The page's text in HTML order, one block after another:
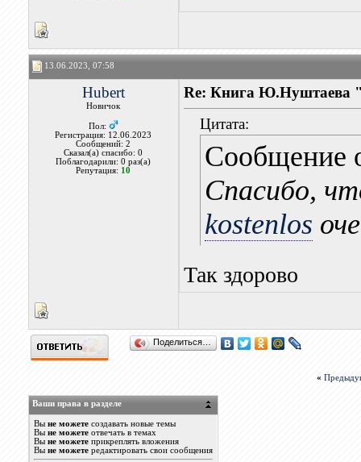
13.06.2023, 07:58
Hubert
Новичок
Пол:
Регистрация: 12.06.2023
Сообщений: 2
Сказал(а) спасибо: 0
Поблагодарили: 0 раз(а)
Репутация: 10
Re: Книга Ю.Нуштаева
Цитата:
Сообщение
Спасибо,
kostenlos
Так здорово
Поделиться…
«
Ваши права в разделе
Вы не можетесоздавать новые темы
Вы не можетеотвечать в темах
Вы не можетеприкреплять вложения
Вы не можетередактировать свои сообщения